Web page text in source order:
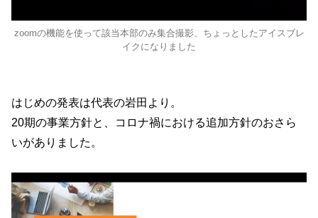
zoomの機能を使って該当本部のみ集合撮影、ちょっとしたアイスブレ
イクになりました
はじめの発表は代表の岩田より。
20期の事業方針と、コロナ禍における追加方針のおさら
いがありました。